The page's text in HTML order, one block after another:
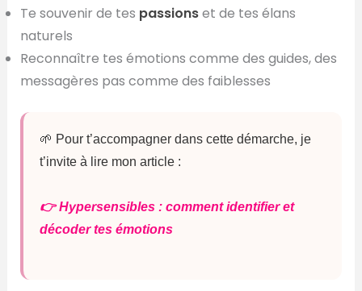
Te souvenir de tes passionset de tes élans
naturels
Reconnaître tes émotions comme des guides, des
messagères pas comme des faiblesses
🌱 Pour t’accompagner dans cette démarche, je
t’invite à lire mon article :
👉 Hypersensibles : comment identifier et
décoder tes émotions